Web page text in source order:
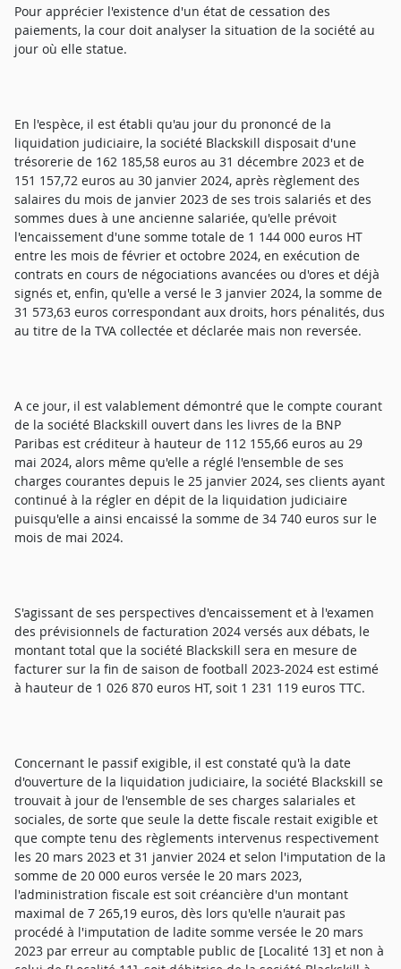
Pour apprécier l'existence d'un état de cessation des
paiements, la cour doit analyser la situation de la société au
jour où elle statue.
En l'espèce, il est établi qu'au jour du prononcé de la
liquidation judiciaire, la société Blackskill disposait d'une
trésorerie de 162 185,58 euros au 31 décembre 2023 et de
151 157,72 euros au 30 janvier 2024, après règlement des
salaires du mois de janvier 2023 de ses trois salariés et des
sommes dues à une ancienne salariée, qu'elle prévoit
l'encaissement d'une somme totale de 1 144 000 euros HT
entre les mois de février et octobre 2024, en exécution de
contrats en cours de négociations avancées ou d'ores et déjà
signés et, enfin, qu'elle a versé le 3 janvier 2024, la somme de
31 573,63 euros correspondant aux droits, hors pénalités, dus
au titre de la TVA collectée et déclarée mais non reversée.
A ce jour, il est valablement démontré que le compte courant
de la société Blackskill ouvert dans les livres de la BNP
Paribas est créditeur à hauteur de 112 155,66 euros au 29
mai 2024, alors même qu'elle a réglé l'ensemble de ses
charges courantes depuis le 25 janvier 2024, ses clients ayant
continué à la régler en dépit de la liquidation judiciaire
puisqu'elle a ainsi encaissé la somme de 34 740 euros sur le
mois de mai 2024.
S'agissant de ses perspectives d'encaissement et à l'examen
des prévisionnels de facturation 2024 versés aux débats, le
montant total que la société Blackskill sera en mesure de
facturer sur la fin de saison de football 2023-2024 est estimé
à hauteur de 1 026 870 euros HT, soit 1 231 119 euros TTC.
Concernant le passif exigible, il est constaté qu'à la date
d'ouverture de la liquidation judiciaire, la société Blackskill se
trouvait à jour de l'ensemble de ses charges salariales et
sociales, de sorte que seule la dette fiscale restait exigible et
que compte tenu des règlements intervenus respectivement
les 20 mars 2023 et 31 janvier 2024 et selon l'imputation de la
somme de 20 000 euros versée le 20 mars 2023,
l'administration fiscale est soit créancière d'un montant
maximal de 7 265,19 euros, dès lors qu'elle n'aurait pas
procédé à l'imputation de ladite somme versée le 20 mars
2023 par erreur au comptable public de [Localité 13] et non à